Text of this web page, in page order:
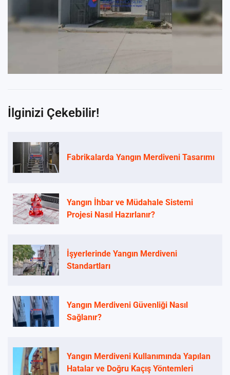
İlginizi Çekebilir!
Fabrikalarda Yangın Merdiveni Tasarımı
Yangın İhbar ve Müdahale Sistemi
Projesi Nasıl Hazırlanır?
İşyerlerinde Yangın Merdiveni
Standartları
Yangın Merdiveni Güvenliği Nasıl
Sağlanır?
Yangın Merdiveni Kullanımında Yapılan
Hatalar ve Doğru Kaçış Yöntemleri